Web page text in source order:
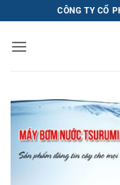
qua
nội
CÔNG TY CỔ